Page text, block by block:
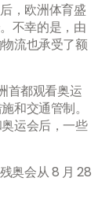
，欧洲体育盛
不幸的是，由
流也承受了额
首都观看奥运
和交通管制。
运会后，一些
奥会从 8 月 28